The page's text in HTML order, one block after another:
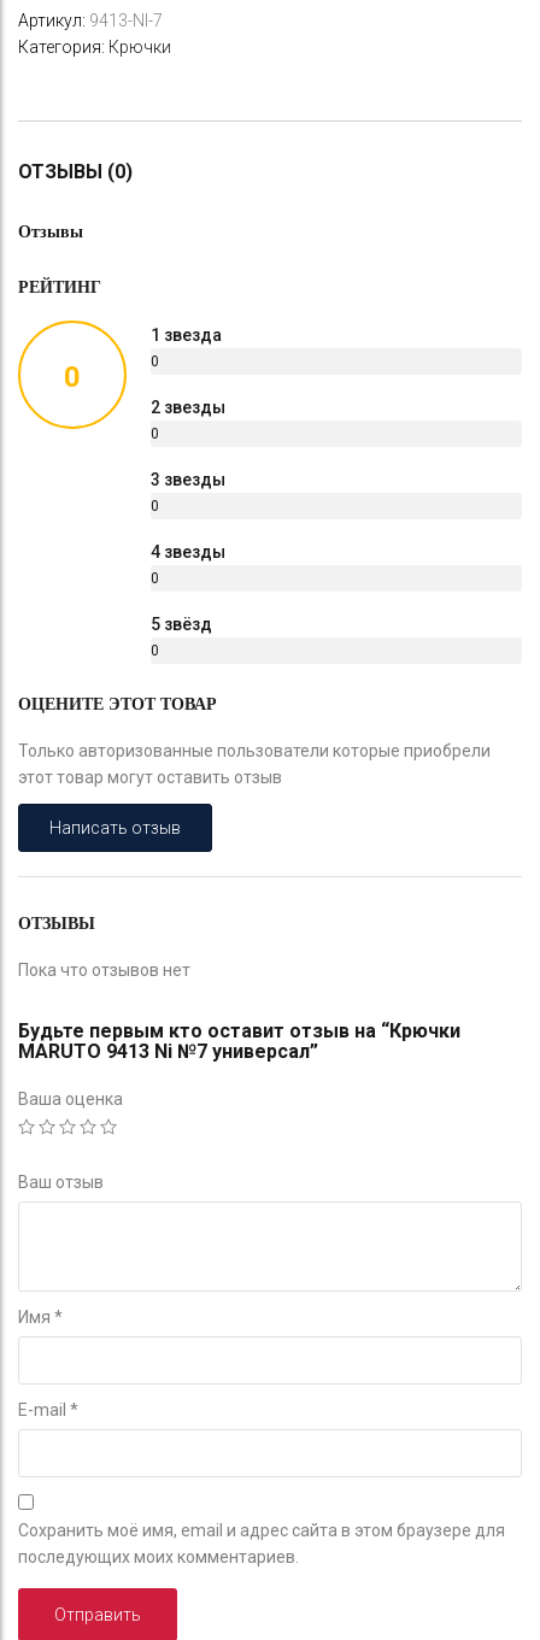
Артикул: 9413-NI-7
Категория: Крючки
ОТЗЫВЫ (0)
Отзывы
РЕЙТИНГ
0
1 звезда
0
2 звезды
0
3 звезды
0
4 звезды
0
5 звёзд
0
ОЦЕНИТЕ ЭТОТ ТОВАР
Только авторизованные пользователи которые приобрели
этот товар могут оставить отзыв
Написать отзыв
ОТЗЫВЫ
Пока что отзывов нет
Будьте первым кто оставит отзыв на “Крючки
MARUTO 9413 Ni №7 универсал”
Ваша оценка
Ваш отзыв
Имя *
E-mail *
Сохранить моё имя, email и адрес сайта в этом браузере для
последующих моих комментариев.